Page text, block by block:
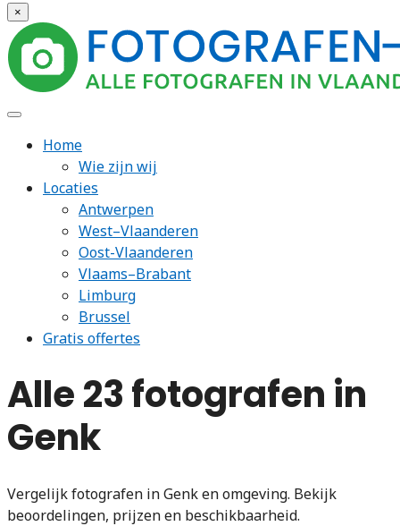
×
Home
Wie zijn wij
Locaties
Antwerpen
West–Vlaanderen
Oost-Vlaanderen
Vlaams–Brabant
Limburg
Brussel
Gratis offertes
Alle 23 fotografen in
Genk
Vergelijk fotografen in Genk en omgeving. Bekijk
beoordelingen, prijzen en beschikbaarheid.